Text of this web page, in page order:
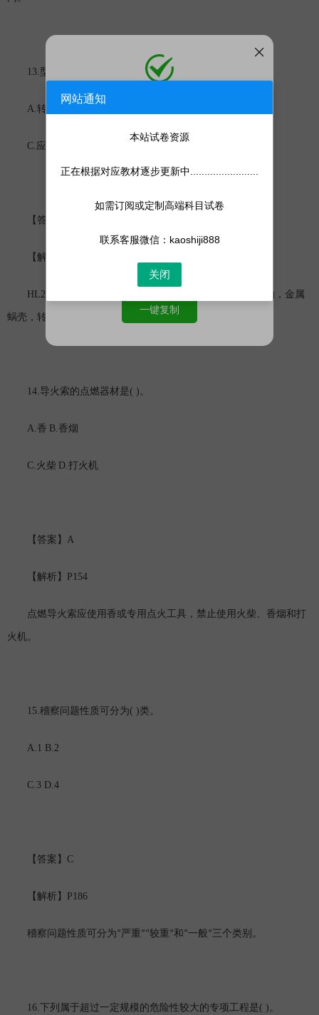
13.型号为 的水轮机其中“
A.转轮型号
C.应用水头
【答案】
【解析】
HL220-LJ-500, 的混流式水轮机，立轴，金属
蜗壳，转轮直径为 。
14.导火索的点燃器材是( )。
A.香 B.香烟
C.火柴 D.打火机
【答案】 A
【解析】 P154
点燃导火索应使用香或专用点火工具，禁止使用火柴、香烟和打
火机。
15.稽察问题性质可分为( )类。
A.1 B.2
C.3 D.4
【答案】 C
【解析】 P186
稽察问题性质可分为“严重”“较重”和“一般”三个类别。
16. 下列属于超过一定规模的危险性较大的专项工程是( )。
网站通知
本站试卷资源
正在根据对应教材逐步更新中........................
如需订阅或定制高端科目试卷
联系客服微信：kaoshiji888
关闭
添加客服为微信好友，人工处理更快
一键复制